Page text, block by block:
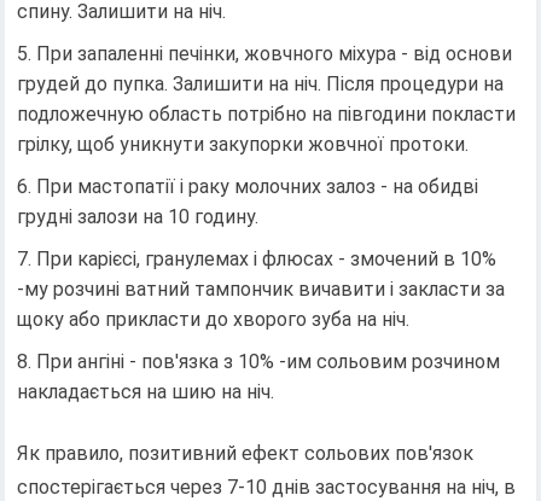
спину. Залишити на ніч.
При запаленні печінки, жовчного міхура - від основи
грудей до пупка. Залишити на ніч. Після процедури на
подложечную область потрібно на півгодини покласти
грілку, щоб уникнути закупорки жовчної протоки.
При мастопатії і раку молочних залоз - на обидві
грудні залози на 10 годину.
При карієсі, гранулемах і флюсах - змочений в 10%
-му розчині ватний тампончик вичавити і закласти за
щоку або прикласти до хворого зуба на ніч.
При ангіні - пов'язка з 10% -им сольовим розчином
накладається на шию на ніч.
Як правило, позитивний ефект сольових пов'язок
спостерігається через 7-10 днів застосування на ніч, в